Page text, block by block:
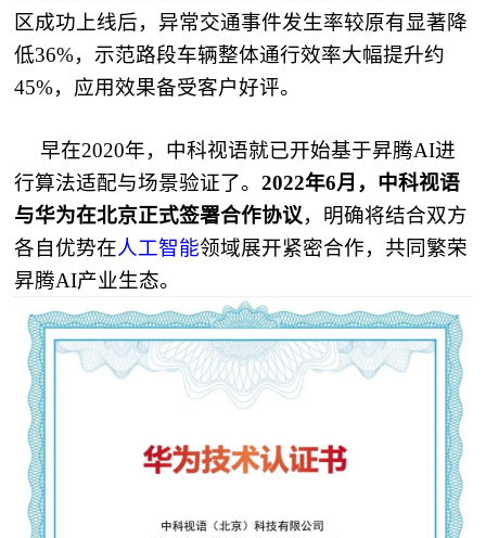
区成功上线后，异常交通事件发生率较原有显著降
低36%，示范路段车辆整体通行效率大幅提升约
45%，应用效果备受客户好评。
早在2020年，中科视语就已开始基于昇腾AI进
行算法适配与场景验证了。2022年6月，中科视语
与华为在北京正式签署合作协议，明确将结合双方
各自优势在人工智能领域展开紧密合作，共同繁荣
昇腾AI产业生态。